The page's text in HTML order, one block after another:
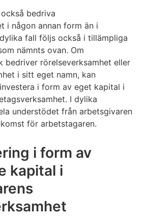
bedriva
i någon annan form än i
fall följs också i tillämpliga
nämnts ovan. Om
bedriver rörelseverksamhet eller
i sitt eget namn, kan
i form av eget kapital i
I dylika
understödet från arbetsgivaren
för arbetstagaren.
i form av
kapital i